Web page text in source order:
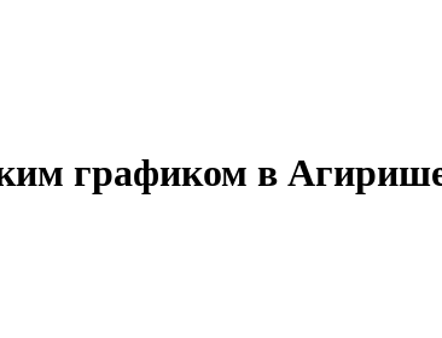
графиком в